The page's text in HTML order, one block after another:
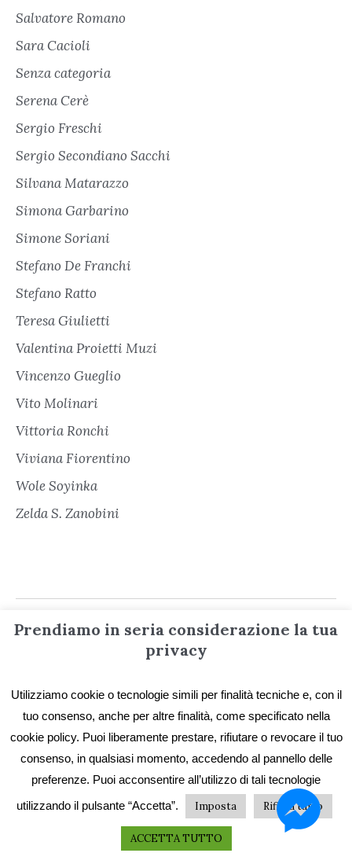
Salvatore Romano
Sara Cacioli
Senza categoria
Serena Cerè
Sergio Freschi
Sergio Secondiano Sacchi
Silvana Matarazzo
Simona Garbarino
Simone Soriani
Stefano De Franchi
Stefano Ratto
Teresa Giulietti
Valentina Proietti Muzi
Vincenzo Gueglio
Vito Molinari
Vittoria Ronchi
Viviana Fiorentino
Wole Soyinka
Zelda S. Zanobini
Contatti
Privacy e Cookie
Codice etico
Collane e catalogo storico
Prendiamo in seria considerazione la tua
privacy
Utilizziamo cookie o tecnologie simili per finalità tecniche e, con il
tuo consenso, anche per altre finalità, come specificato nella
cookie policy. Puoi liberamente prestare, rifiutare o revocare il tuo
consenso, in qualsiasi momento, accedendo al pannello delle
preferenze. Puoi acconsentire all’utilizzo di tali tecnologie
utilizzando il pulsante “Accetta”.
Imposta Rifiuta tutto
ACCETTA TUTTO